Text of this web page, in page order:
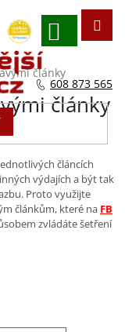
NÁKUPNÍ
KOŠÍK
články
články
článcích
výdajích a být tak
Proto využijte
článkům, které na FB
zvládáte šetření
608 873 565